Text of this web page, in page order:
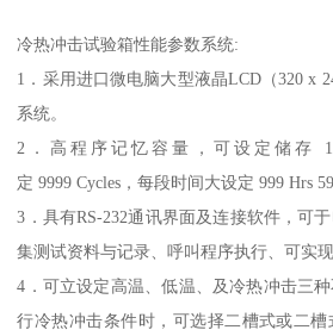
冷热冲击试验箱性能参数系统:
1．采用进口微电脑大型液晶LCD（320 x
系统。
2．高程序记忆容量，可设定储存
定 9999 Cycles，每段时间大设定 999 Hrs
3．具有RS-232通讯界面及连接软件，可
集测试资料与记录、呼叫程序执行、可实现
4．可立设定高温、低温、及冷热冲击三
行冷热冲击条件时，可选择二槽式或二